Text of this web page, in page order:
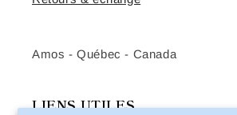
Amos - Québec - Canada
LIENS UTILES